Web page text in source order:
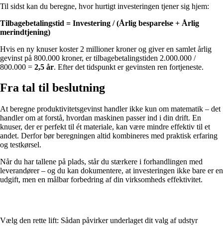
Til sidst kan du beregne, hvor hurtigt investeringen tjener sig hjem:
Tilbagebetalingstid = Investering / (Årlig besparelse + Årlig
merindtjening)
Hvis en ny knuser koster 2 millioner kroner og giver en samlet årlig
gevinst på 800.000 kroner, er tilbagebetalingstiden 2.000.000 /
800.000 = 2,5 år. Efter det tidspunkt er gevinsten ren fortjeneste.
Fra tal til beslutning
At beregne produktivitetsgevinst handler ikke kun om matematik – det
handler om at forstå, hvordan maskinen passer ind i din drift. En
knuser, der er perfekt til ét materiale, kan være mindre effektiv til et
andet. Derfor bør beregningen altid kombineres med praktisk erfaring
og testkørsel.
Når du har tallene på plads, står du stærkere i forhandlingen med
leverandører – og du kan dokumentere, at investeringen ikke bare er en
udgift, men en målbar forbedring af din virksomheds effektivitet.
Vælg den rette lift: Sådan påvirker underlaget dit valg af udstyr